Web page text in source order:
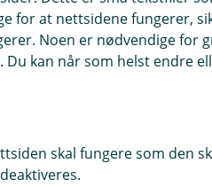
det
din
aldri
for at nettsidene fungerer,
Noen er nødvendige for
kan når som helst endre
skal fungere som den